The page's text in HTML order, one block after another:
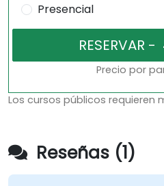
Presencial
Precio por
Los cursos públicos requieren
Reseñas (1)